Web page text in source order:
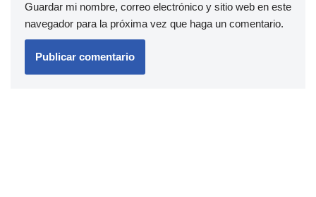
Guardar mi nombre, correo electrónico y sitio web en este
navegador para la próxima vez que haga un comentario.